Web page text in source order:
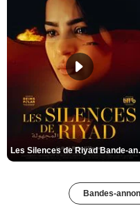
Les
Bandes-